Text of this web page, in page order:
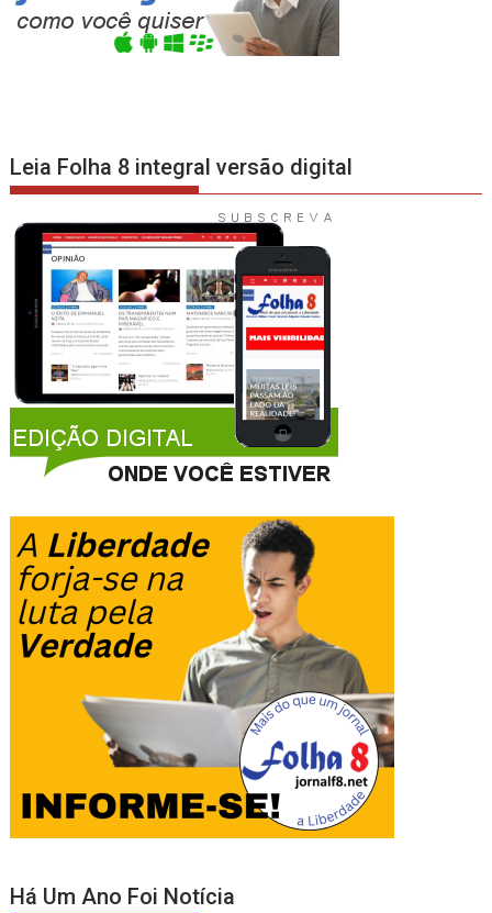
Leia Folha 8 integral versão digital
Há Um Ano Foi Notícia